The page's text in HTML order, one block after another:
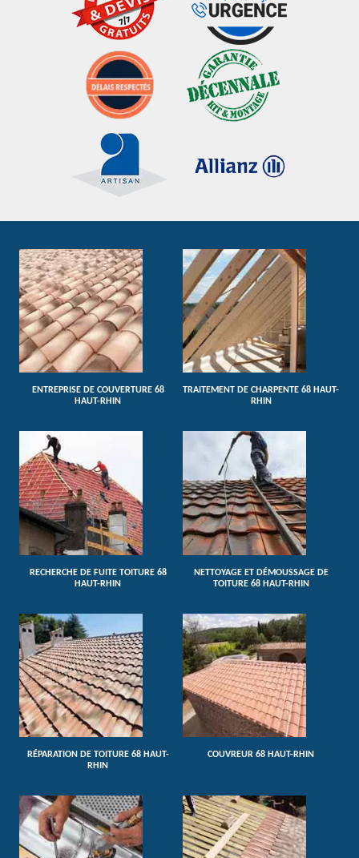
ENTREPRISE DE COUVERTURE 68
HAUT-RHIN
TRAITEMENT DE CHARPENTE 68 HAUT-
RHIN
RECHERCHE DE FUITE TOITURE 68
HAUT-RHIN
NETTOYAGE ET DÉMOUSSAGE DE
TOITURE 68 HAUT-RHIN
RÉPARATION DE TOITURE 68 HAUT-
RHIN
COUVREUR 68 HAUT-RHIN